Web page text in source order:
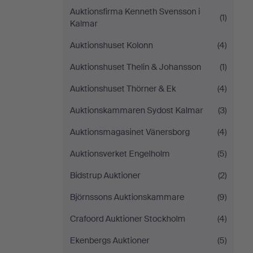
Auktionsfirma Kenneth Svensson i
Kalmar
(1)
Auktionshuset Kolonn
(4)
Auktionshuset Thelin & Johansson
(1)
Auktionshuset Thörner & Ek
(4)
Auktionskammaren Sydost Kalmar
(3)
Auktionsmagasinet Vänersborg
(4)
Auktionsverket Engelholm
(5)
Bidstrup Auktioner
(2)
Björnssons Auktionskammare
(9)
Crafoord Auktioner Stockholm
(4)
Ekenbergs Auktioner
(5)